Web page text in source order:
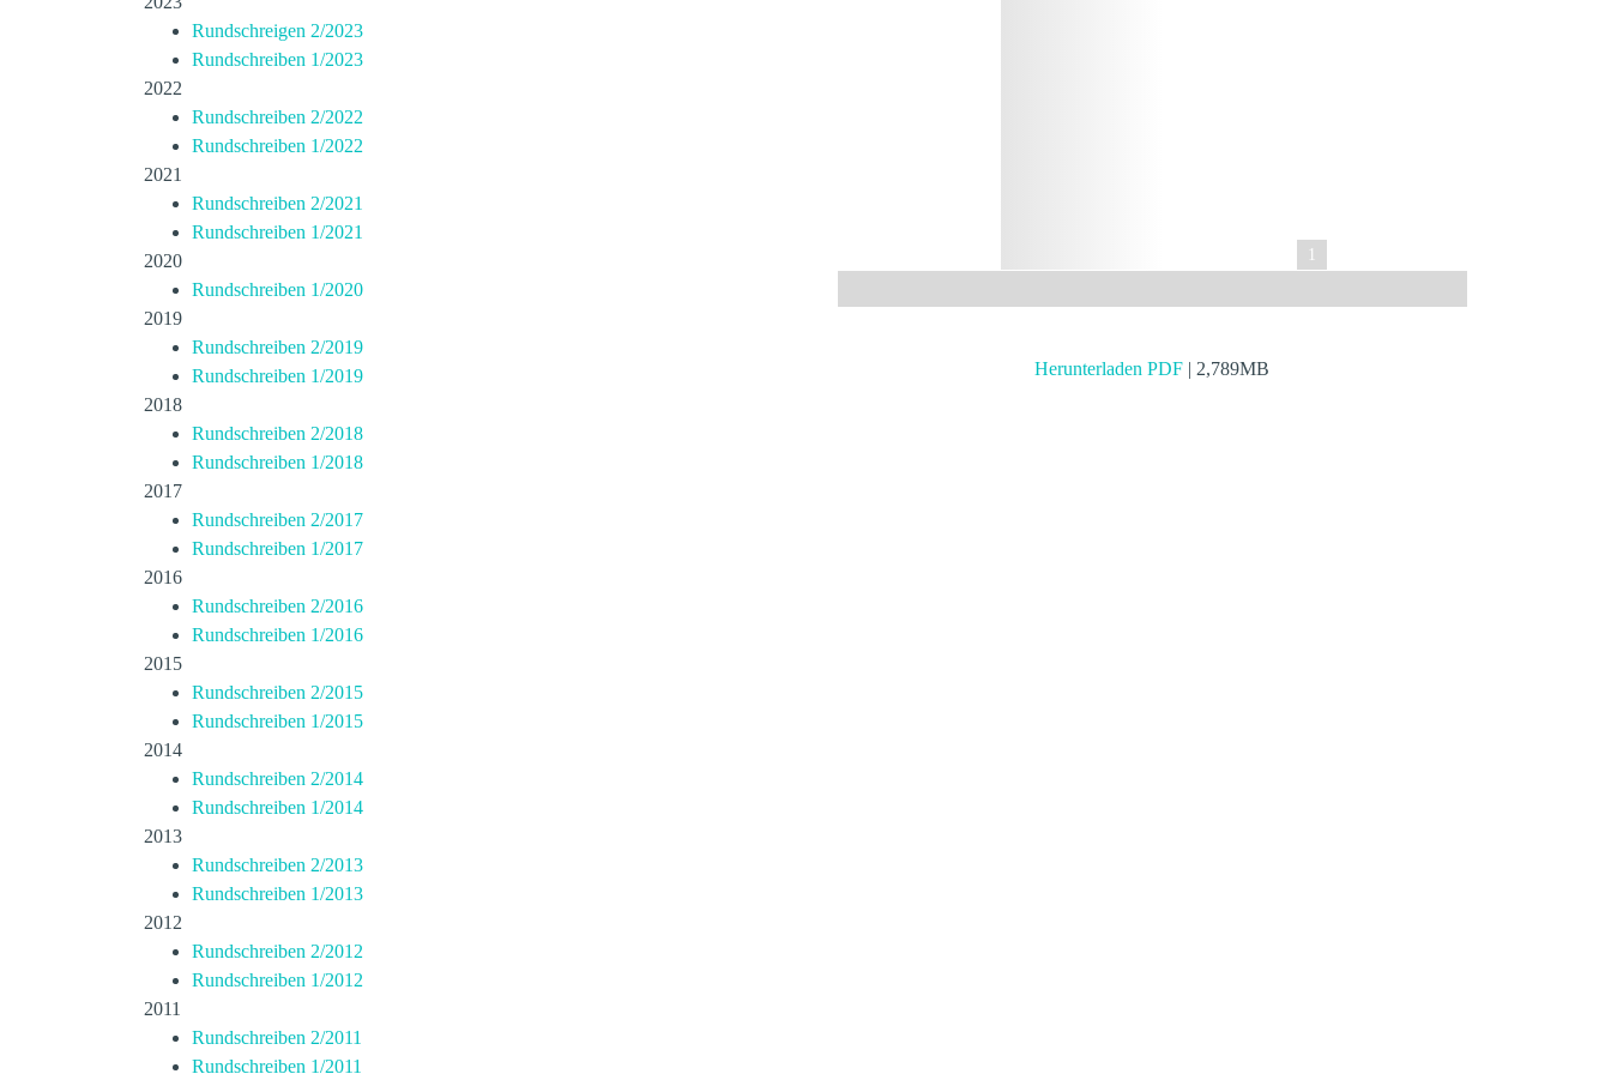
Herunterladen PDF | 2,789MB
Rundschreigen 2/2023
Rundschreiben 1/2023
2022
Rundschreiben 2/2022
Rundschreiben 1/2022
2021
Rundschreiben 2/2021
Rundschreiben 1/2021
2020
Rundschreiben 1/2020
2019
Rundschreiben 2/2019
Rundschreiben 1/2019
2018
Rundschreiben 2/2018
Rundschreiben 1/2018
2017
Rundschreiben 2/2017
Rundschreiben 1/2017
2016
Rundschreiben 2/2016
Rundschreiben 1/2016
2015
Rundschreiben 2/2015
Rundschreiben 1/2015
2014
Rundschreiben 2/2014
Rundschreiben 1/2014
2013
Rundschreiben 2/2013
Rundschreiben 1/2013
2012
Rundschreiben 2/2012
Rundschreiben 1/2012
2011
Rundschreiben 2/2011
Rundschreiben 1/2011